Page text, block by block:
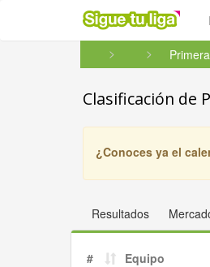
Clasificación de
¿Conoces ya el
Resultados
# Equipo